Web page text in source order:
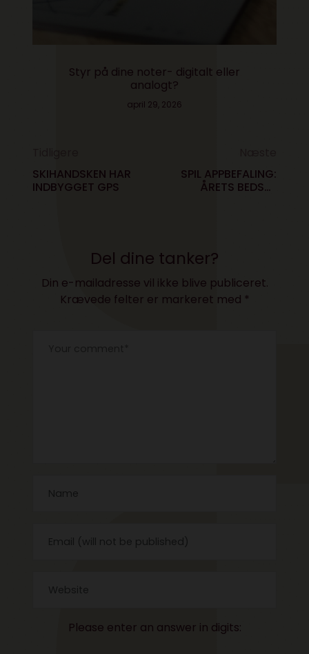
Styr på dine noter- digitalt eller
analogt?
april 29, 2026
SKIHANDSKEN HAR
INDBYGGET GPS
SPIL APPBEFALING:
ÅRETS BEDSTE
Del dine tanker?
Din e-mailadresse vil ikke blive publiceret.
Krævede felter er markeret med *
Please enter an answer in digits: